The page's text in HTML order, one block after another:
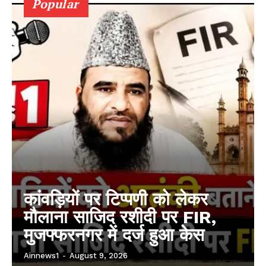
Popular
कांवड़ियों पर टिप्पणी को लेकर
मौलाना साजिद रशीदी पर FIR,
मुजफ्फरनगर में दर्ज हुआ केस
Ainnews1 - August 9, 2026